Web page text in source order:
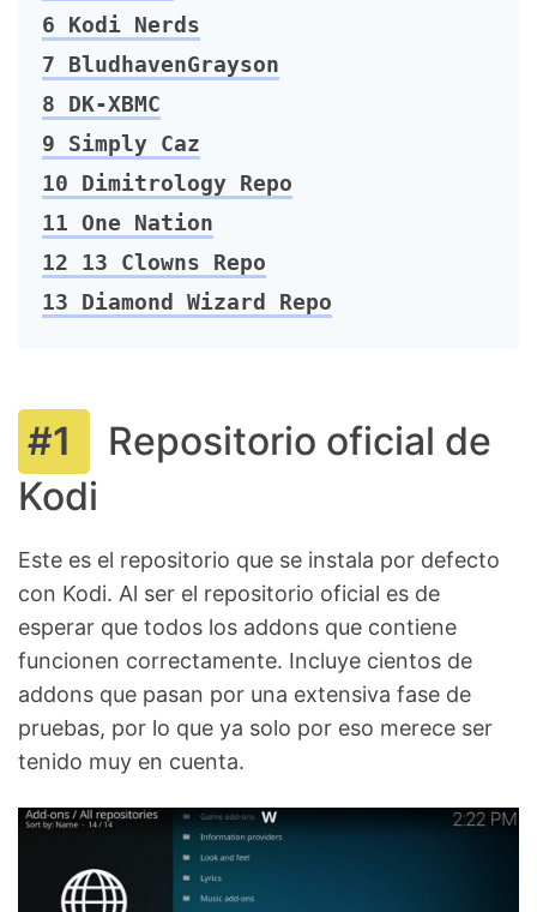
6 Kodi Nerds
7 BludhavenGrayson
8 DK-XBMC
9 Simply Caz
10 Dimitrology Repo
11 One Nation
12 13 Clowns Repo
13 Diamond Wizard Repo
Repositorio oficial de
Kodi
Este es el repositorio que se instala por defecto
con Kodi. Al ser el repositorio oficial es de
esperar que todos los addons que contiene
funcionen correctamente. Incluye cientos de
addons que pasan por una extensiva fase de
pruebas, por lo que ya solo por eso merece ser
tenido muy en cuenta.